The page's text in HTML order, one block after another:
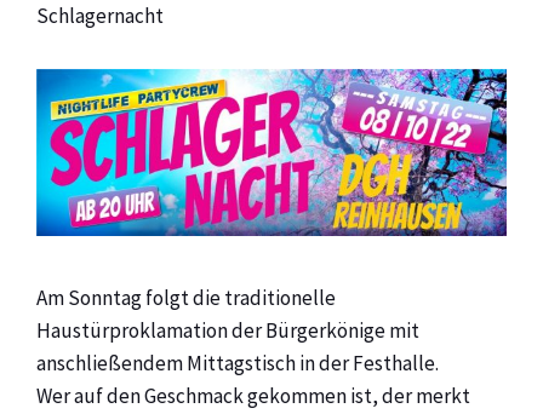
Schlagernacht
Am Sonntag folgt die traditionelle
Haustürproklamation der Bürgerkönige mit
anschließendem Mittagstisch in der Festhalle.
Wer auf den Geschmack gekommen ist, der merkt